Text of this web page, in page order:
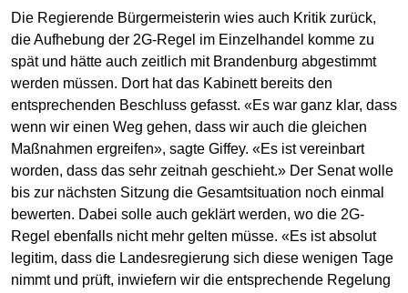
Die Regierende Bürgermeisterin wies auch Kritik zurück,
die Aufhebung der 2G-Regel im Einzelhandel komme zu
spät und hätte auch zeitlich mit Brandenburg abgestimmt
werden müssen. Dort hat das Kabinett bereits den
entsprechenden Beschluss gefasst. «Es war ganz klar, dass
wenn wir einen Weg gehen, dass wir auch die gleichen
Maßnahmen ergreifen», sagte Giffey. «Es ist vereinbart
worden, dass das sehr zeitnah geschieht.» Der Senat wolle
bis zur nächsten Sitzung die Gesamtsituation noch einmal
bewerten. Dabei solle auch geklärt werden, wo die 2G-
Regel ebenfalls nicht mehr gelten müsse. «Es ist absolut
legitim, dass die Landesregierung sich diese wenigen Tage
nimmt und prüft, inwiefern wir die entsprechende Regelung